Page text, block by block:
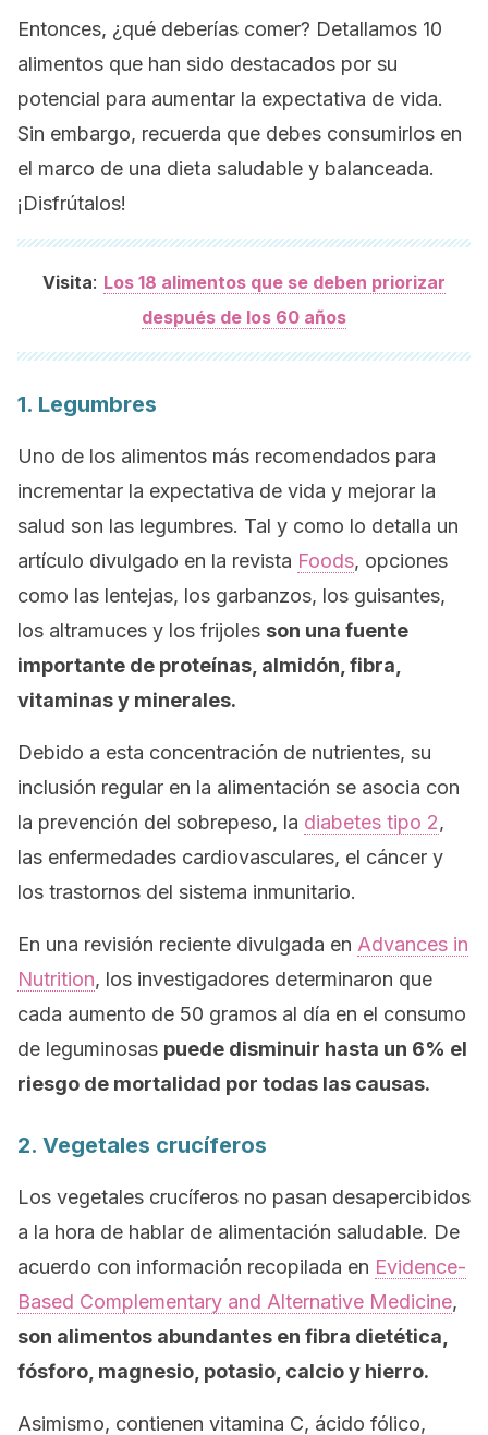
Entonces, ¿qué deberías comer? Detallamos 10
alimentos que han sido destacados por su
potencial para aumentar la expectativa de vida.
Sin embargo, recuerda que debes consumirlos en
el marco de una dieta saludable y balanceada.
¡Disfrútalos!
Visita: Los 18 alimentos que se deben priorizar
después de los 60 años
1. Legumbres
Uno de los alimentos más recomendados para
incrementar la expectativa de vida y mejorar la
salud son las legumbres. Tal y como lo detalla un
artículo divulgado en la revista Foods, opciones
como las lentejas, los garbanzos, los guisantes,
los altramuces y los frijoles son una fuente
importante de proteínas, almidón, fibra,
vitaminas y minerales.
Debido a esta concentración de nutrientes, su
inclusión regular en la alimentación se asocia con
la prevención del sobrepeso, la diabetes tipo 2,
las enfermedades cardiovasculares, el cáncer y
los trastornos del sistema inmunitario.
En una revisión reciente divulgada en Advances in
Nutrition, los investigadores determinaron que
cada aumento de 50 gramos al día en el consumo
de leguminosas puede disminuir hasta un 6% el
riesgo de mortalidad por todas las causas.
2. Vegetales crucíferos
Los vegetales crucíferos no pasan desapercibidos
a la hora de hablar de alimentación saludable. De
acuerdo con información recopilada en Evidence-
Based Complementary and Alternative Medicine,
son alimentos abundantes en fibra dietética,
fósforo, magnesio, potasio, calcio y hierro.
Asimismo, contienen vitamina C, ácido fólico,